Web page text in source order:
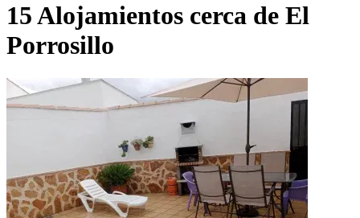
15 Alojamientos cerca de El
Porrosillo